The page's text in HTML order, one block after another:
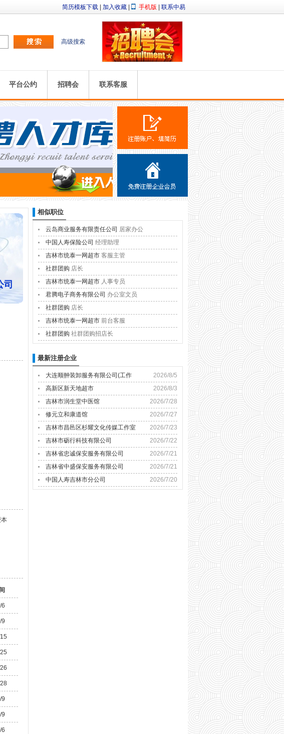
简历模板下载 加入收藏 手机版 联系中易
高级搜索
平台公约 招聘会 联系客服
6
9
9
9
6
相似职位
云岛商业服务有限责任公司 居家办公
中国人寿保险公司 经理助理
吉林市统泰一网超市 客服主管
社群团购 店长
吉林市统泰一网超市 人事专员
君腾电子商务有限公司 办公室文员
社群团购 店长
吉林市统泰一网超市 前台客服
社群团购 社群团购招店长
最新注册企业
2026/8/5
大连顺翀装卸服务有限公司(工作
2026/8/3
高新区新天地超市
2026/7/28
吉林市润生堂中医馆
2026/7/27
修元立和康道馆
2026/7/23
吉林市昌邑区杉耀文化传媒工作室
2026/7/22
吉林市砺行科技有限公司
2026/7/21
吉林省忠诚保安服务有限公司
2026/7/21
吉林省中盛保安服务有限公司
2026/7/20
中国人寿吉林市分公司